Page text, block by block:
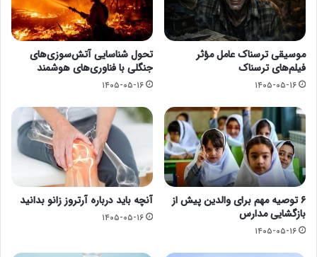
موسیقی ترسناک عامل مؤثر
فیلم‌های ترسناک
۱۴۰۵-۰۵-۱۶
تحول شناسایی آتش‌سوزی‌های
جنگلی با فناوری‌های هوشمند
۱۴۰۵-۰۵-۱۶
۶ توصیه مهم برای والدین پیش از
بازگشایی مدارس
۱۴۰۵-۰۵-۱۶
آنچه باید درباره آرتروز زانو بدانید
۱۴۰۵-۰۵-۱۶